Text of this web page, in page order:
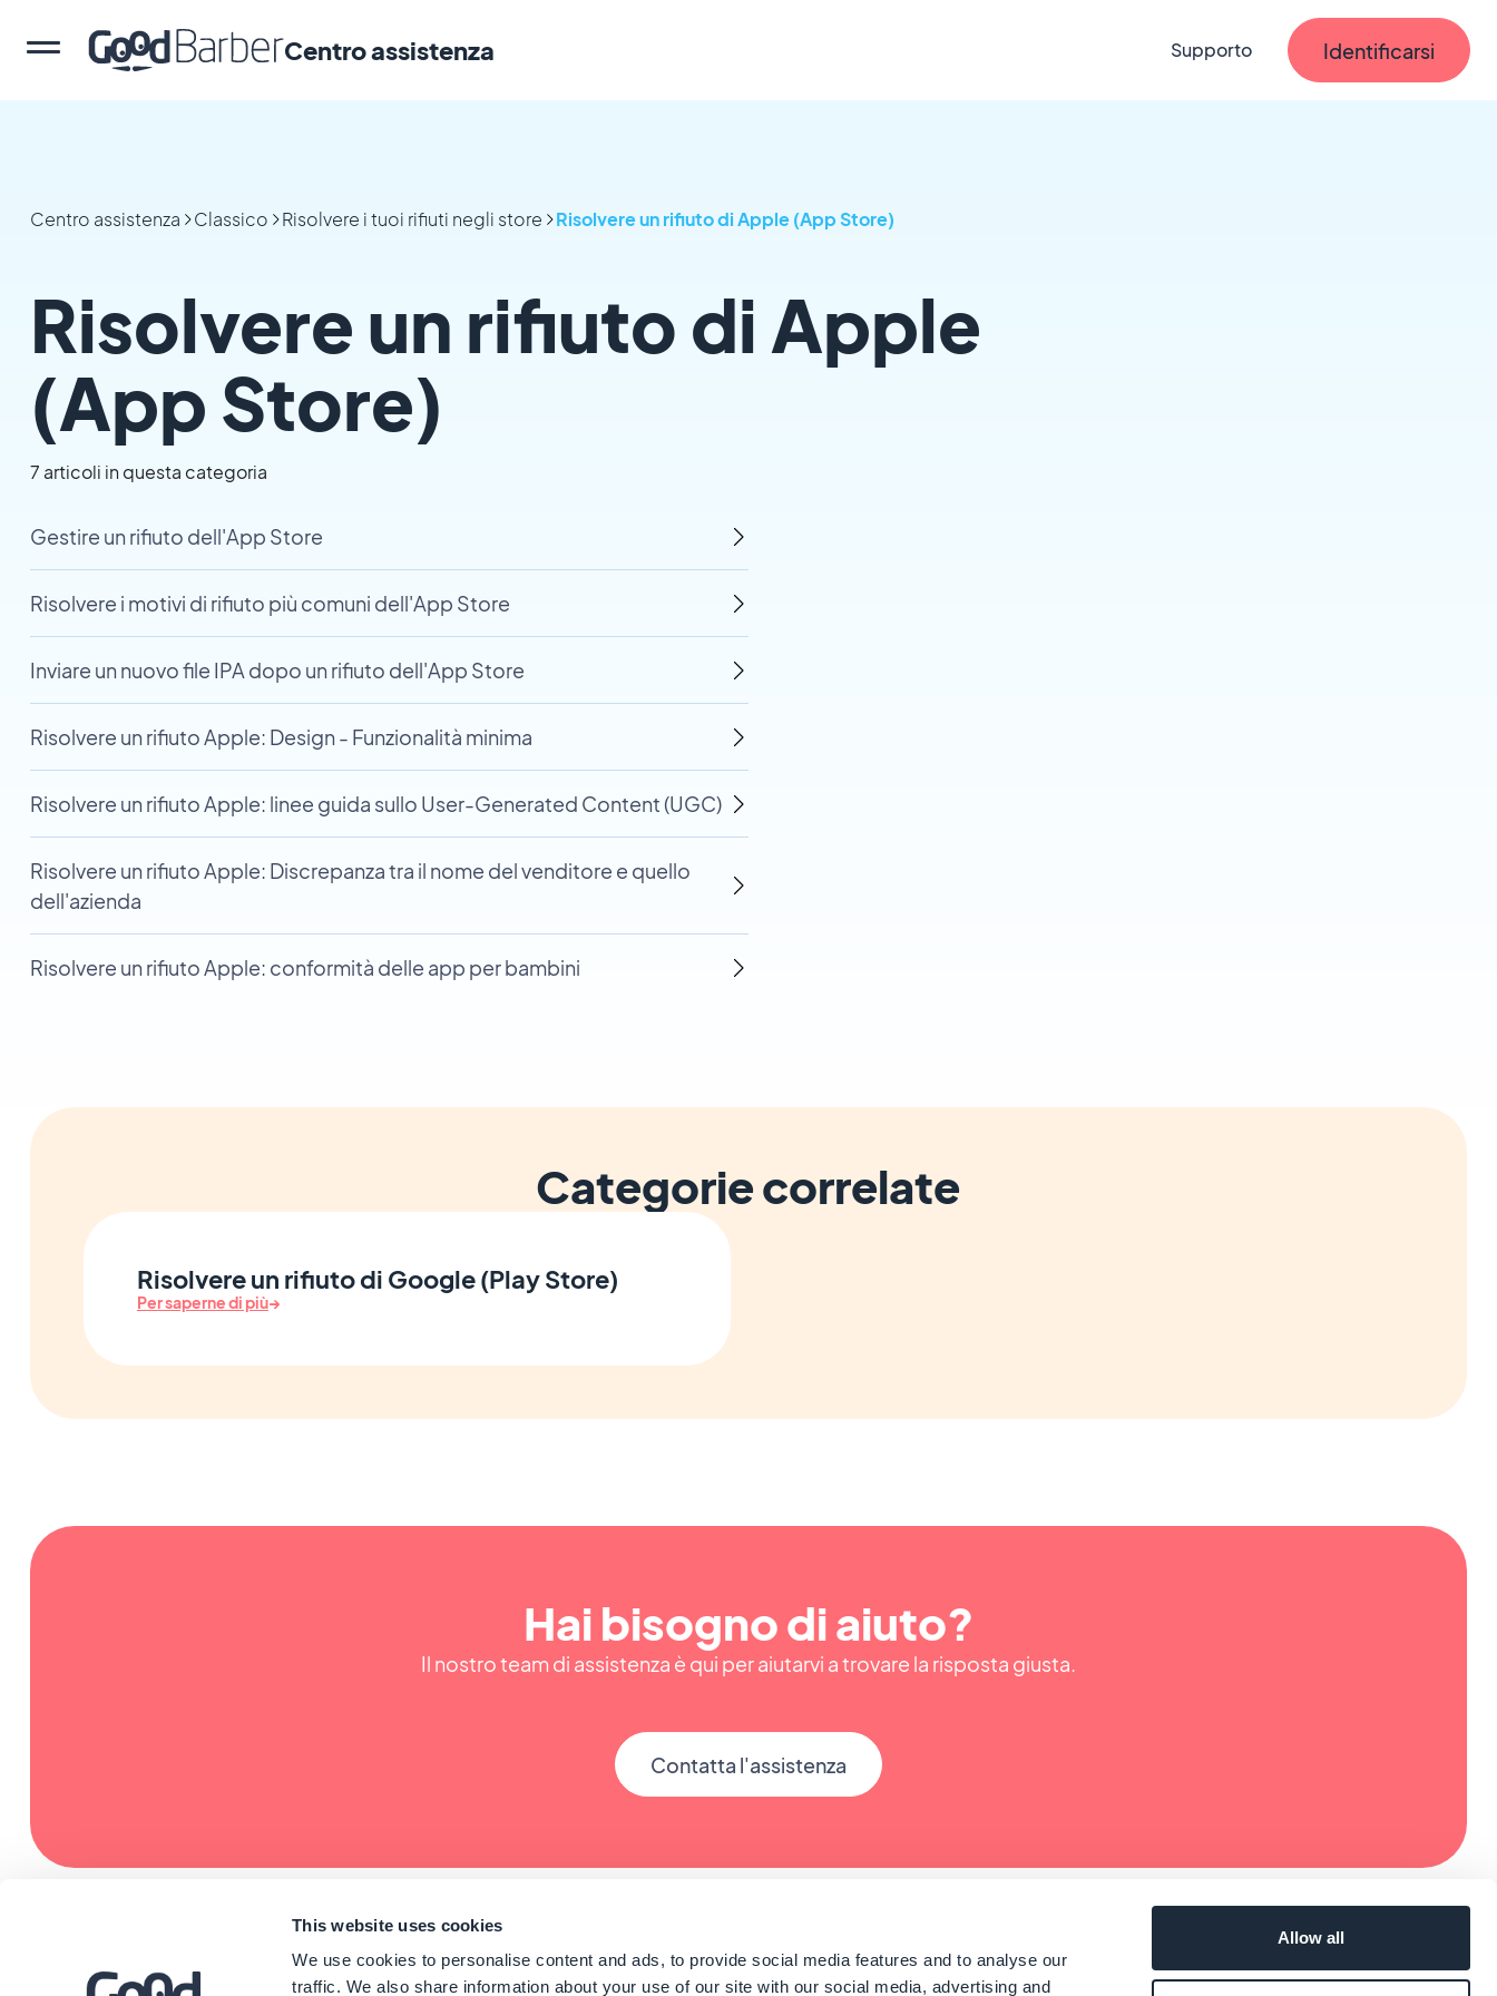
This website uses cookies
We use cookies to personalise content and ads, to provide social media features and to analyse our
traffic. We also share information about your use of our site with our social media, advertising and
Allow all
Centro assistenza Supporto Identificarsi
Centro assistenza Classico Risolvere i tuoi rifiuti negli store Risolvere un rifiuto di Apple (App Store)
Risolvere un rifiuto di Apple
(App Store)
7 articoli in questa categoria
Gestire un rifiuto dell'App Store
Risolvere i motivi di rifiuto più comuni dell'App Store
Inviare un nuovo file IPA dopo un rifiuto dell'App Store
Risolvere un rifiuto Apple: Design - Funzionalità minima
Risolvere un rifiuto Apple: linee guida sullo User-Generated Content (UGC)
Risolvere un rifiuto Apple: Discrepanza tra il nome del venditore e quello
dell'azienda
Risolvere un rifiuto Apple: conformità delle app per bambini
Categorie correlate
Risolvere un rifiuto di Google (Play Store)
Per saperne di più→
Hai bisogno di aiuto?
Il nostro team di assistenza è qui per aiutarvi a trovare la risposta giusta.
Contatta l'assistenza